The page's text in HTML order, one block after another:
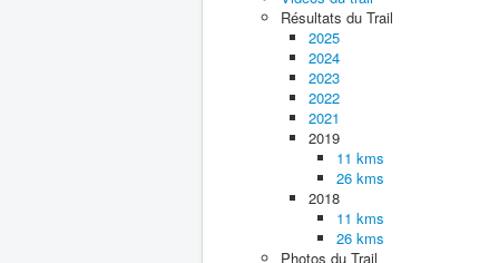
Résultats du Trail
2025
2024
2023
2022
2021
2019
11 kms
26 kms
2018
11 kms
26 kms
Photos du Trail